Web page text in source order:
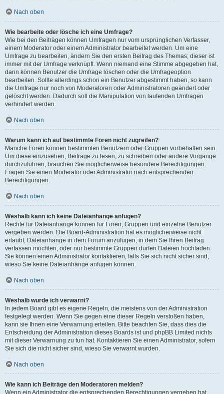
Nach oben
Wie bearbeite oder lösche ich eine Umfrage?
Wie bei den Beiträgen können Umfragen nur vom ursprünglichen Verfasser,
einem Moderator oder einem Administrator bearbeitet werden. Um eine
Umfrage zu bearbeiten, ändern Sie den ersten Beitrag des Themas; dieser ist
immer mit der Umfrage verknüpft. Wenn niemand eine Stimme abgegeben hat,
dann können Benutzer die Umfrage löschen oder die Umfrageoption
bearbeiten. Sollte allerdings schon ein Benutzer abgestimmt haben, so kann
die Umfrage nur noch von Moderatoren oder Administratoren geändert oder
gelöscht werden. Dadurch soll die Manipulation von laufenden Umfragen
verhindert werden.
Nach oben
Warum kann ich auf bestimmte Foren nicht zugreifen?
Manche Foren können bestimmten Benutzern oder Gruppen vorbehalten sein.
Um diese einzusehen, Beiträge zu lesen, zu schreiben oder andere Vorgänge
durchzuführen, brauchen Sie möglicherweise besondere Berechtigungen.
Fragen Sie einen Moderator oder Administrator nach entsprechenden
Berechtigungen.
Nach oben
Weshalb kann ich keine Dateianhänge anfügen?
Rechte für Dateianhänge können für Foren, Gruppen und einzelne Benutzer
vergeben werden. Die Board-Administration hat es möglicherweise nicht
erlaubt, Dateianhänge in dem Forum anzufügen, in dem Sie Ihren Beitrag
verfassen möchten, oder nur bestimmte Gruppen dürfen Dateien hochladen.
Sie können einen Administrator kontaktieren, falls Sie sich nicht sicher sind,
wieso Sie keine Dateianhänge anfügen können.
Nach oben
Weshalb wurde ich verwarnt?
In jedem Board gibt es eigene Regeln, die meistens von der Administration
festgelegt werden. Wenn Sie gegen eine dieser Regeln verstoßen haben,
kann sie Ihnen eine Verwarnung erteilen. Bitte beachten Sie, dass dies die
Entscheidung der Administration dieses Boards ist und phpBB Limited nichts
mit dieser Verwarnung zu tun hat. Kontaktieren Sie einen Administrator, sofern
Sie sich die nicht sicher sind, wieso Sie verwarnt wurden.
Nach oben
Wie kann ich Beiträge den Moderatoren melden?
Wenn ein Administrator die entsprechenden Berechtigungen vergeben hat,